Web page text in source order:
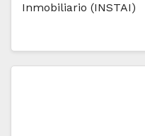
Inmobiliario (INSTAI)